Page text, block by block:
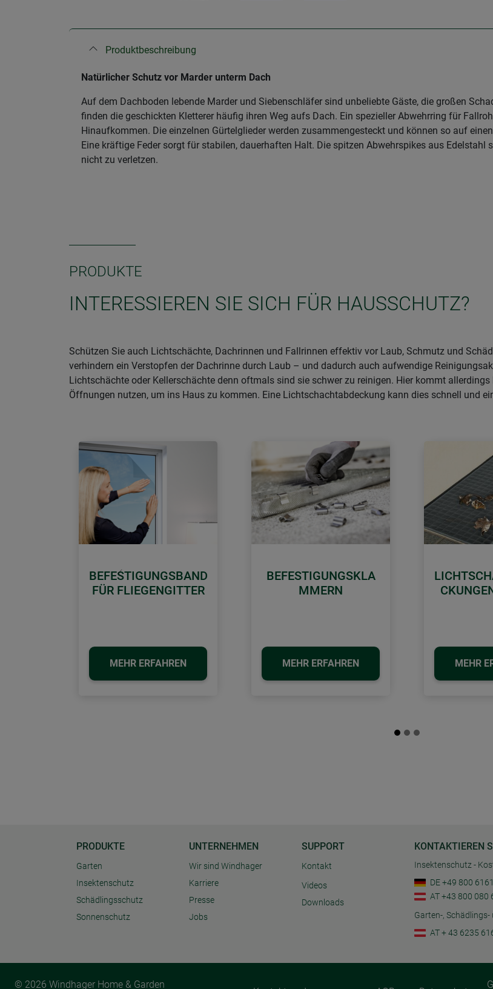
Produktbeschreibung
Natürlicher Schutz vor Marder unterm Dach
Auf dem Dachboden lebende Marder und Siebenschläfer sind unbeliebte Gäste, die großen
finden die geschickten Kletterer häufig ihren Weg aufs Dach. Ein spezieller Abwehrring für
Hinaufkommen. Die einzelnen Gürtelglieder werden zusammengesteckt und können so auf
Eine kräftige Feder sorgt für stabilen, dauerhaften Halt. Die spitzen Abwehrspikes aus
nicht zu verletzen.
PRODUKTE
INTERESSIEREN SIE SICH FÜR HAUSSCHUTZ?
Schützen Sie auch Lichtschächte, Dachrinnen und Fallrinnen effektiv vor Laub, Schmutz und
verhindern ein Verstopfen der Dachrinne durch Laub – und dadurch auch aufwendige
Lichtschächte oder Kellerschächte denn oftmals sind sie schwer zu reinigen. Hier kommt
Öffnungen nutzen, um ins Haus zu kommen. Eine Lichtschachtabdeckung kann dies schnell und
BEFESTIGUNGSBAND
FÜR FLIEGENGITTER
MEHR ERFAHREN
BEFESTIGUNGSKLA
MMERN
MEHR ERFAHREN MEHR
Zurück
PRODUKTE
Garten
Insektenschutz
Schädlingsschutz
Sonnenschutz
UNTERNEHMEN
Wir sind Windhager
Karriere
Presse
Jobs
SUPPORT
Kontakt
Videos
Downloads
KONTAKTIEREN
Insektenschutz -
DE +49 800
AT +43 800 080
Garten-,
AT + 43 6235
© 2026 Windhager Home & Garden